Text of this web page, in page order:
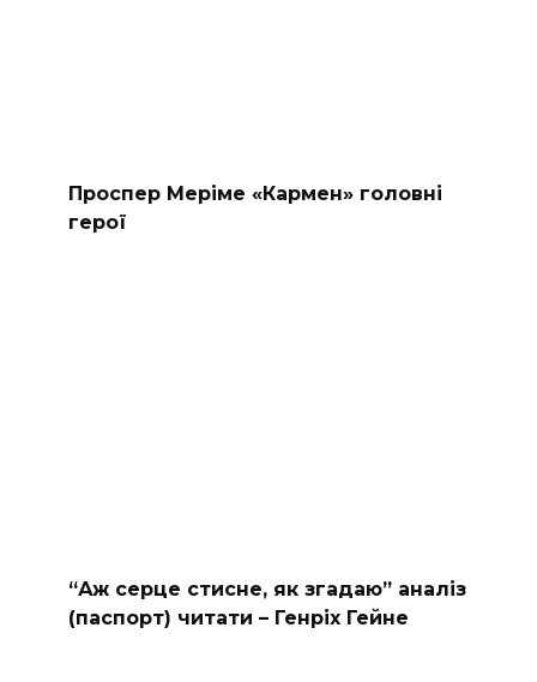
Проспер Меріме «Кармен» головні
герої
“Аж серце стисне, як згадаю” аналіз
(паспорт) читати – Генріх Гейне